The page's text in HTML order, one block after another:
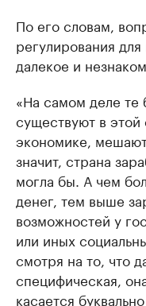
По его словам,
регулирования
далекое и
«На самом деле те
существуют в
экономике,
значит, страна
могла бы. А чем
денег, тем выше
возможностей у
или иных
смотря на то, что
специфическая,
касается